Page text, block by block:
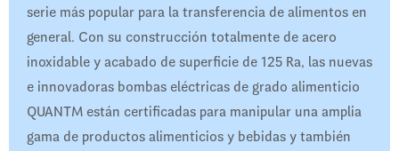
serie más popular para la transferencia de alimentos en
general. Con su construcción totalmente de acero
inoxidable y acabado de superficie de 125 Ra, las nuevas
e innovadoras bombas eléctricas de grado alimenticio
QUANTM están certificadas para manipular una amplia
gama de productos alimenticios y bebidas y también